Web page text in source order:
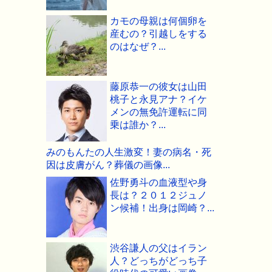
カモの母親は何個卵を
産むの？引越しをする
のはなぜ？...
藤原恭一の彼女は山田
桃子と永見アナ？イケ
メンの無免許運転に同
乗は誰か？...
みのもんたの人生激変！妻の病名・死
因は皮膚がん？葬儀の画像...
佐野勇斗の血液型や身
長は？２０１２ジュノ
ン候補！出身は岡崎？...
渋谷謙人の父はイラン
人？どっちがどっち子